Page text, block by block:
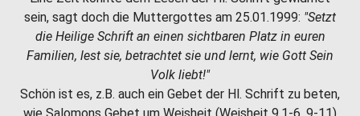
sein, sagt doch die Muttergottes am 25.01.1999: "Setzt
die Heilige Schrift an einen sichtbaren Platz in euren
Familien, lest sie, betrachtet sie und lernt, wie Gott Sein
Volk liebt!"
Schön ist es, z.B. auch ein Gebet der Hl. Schrift zu beten,